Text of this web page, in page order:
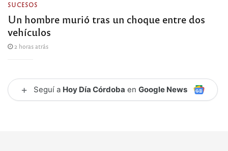
SUCESOS
Un hombre murió tras un choque entre dos
vehículos
2 horas atrás
+ Seguí a Hoy Día Córdoba en Google News